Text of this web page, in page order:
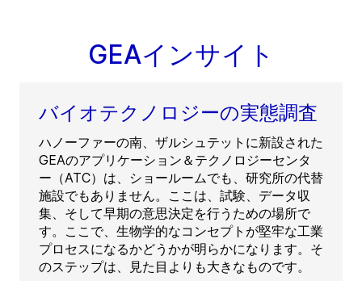
GEAインサイト
バイオテクノロジーの実態調査
ハノーファーの南、ザルシュテットに新設された
GEAのアプリケーション＆テクノロジーセンタ
ー（ATC）は、ショールームでも、研究所の代替
施設でもありません。ここは、試験、データ収
集、そして早期の意思決定を行うための場所で
す。ここで、生物学的なコンセプトが堅牢な工業
プロセスになるかどうかが明らかになります。そ
のステップは、見た目よりも大きなものです。